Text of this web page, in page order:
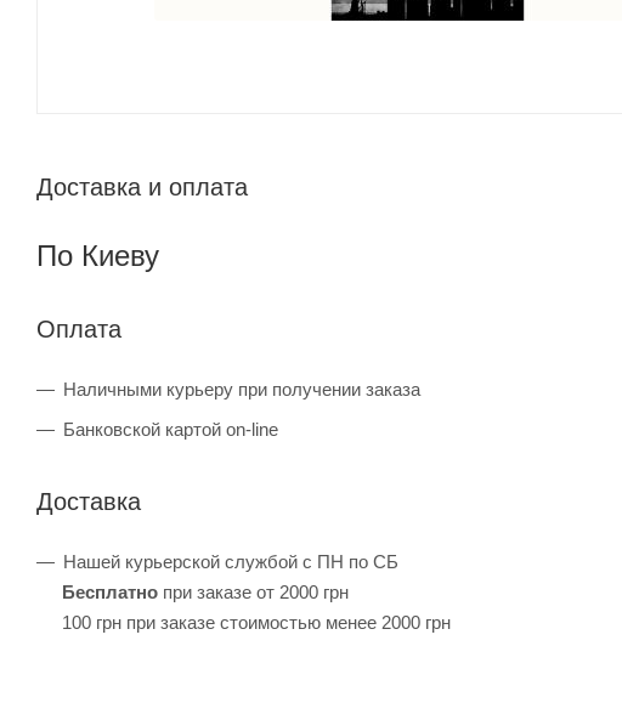
Доставка и оплата
По Киеву
Оплата
Наличными курьеру при получении заказа
Банковской картой on-line
Доставка
Нашей курьерской службой с ПН по СБ
Бесплатно при заказе от 2000 грн
100 грн при заказе стоимостью менее 2000 грн